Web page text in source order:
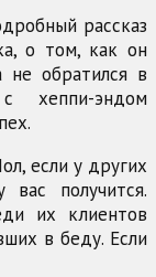
рассказ
о том, как он
не обратился в
хеппи-эндом
если у других
получится.
их клиентов
в беду. Если